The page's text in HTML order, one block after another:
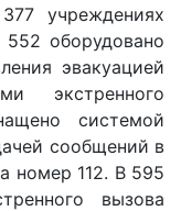
учреждениях
оборудовано
эвакуацией
экстренного
системой
сообщений в
номер 112. В 595
вызова